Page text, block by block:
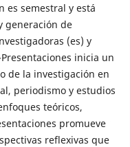
es semestral y está
generación de
(es) y
inicia un
de la investigación en
periodismo y estudios
teóricos,
promueve
reflexivas que